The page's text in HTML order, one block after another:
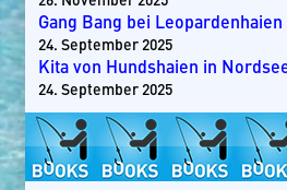
Gang Bang bei Leopardenhaien
24. September 2025
Kita von Hundshaien in
24. September 2025